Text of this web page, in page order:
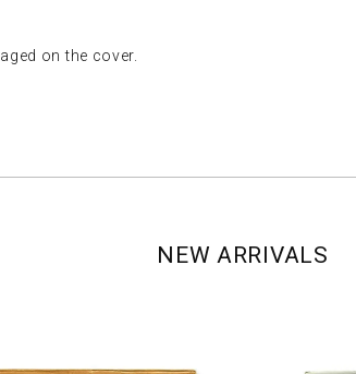
on the cover.
NEW ARRIVALS